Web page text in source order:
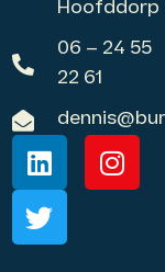
Hoofddorp
06 – 24 55
22 61